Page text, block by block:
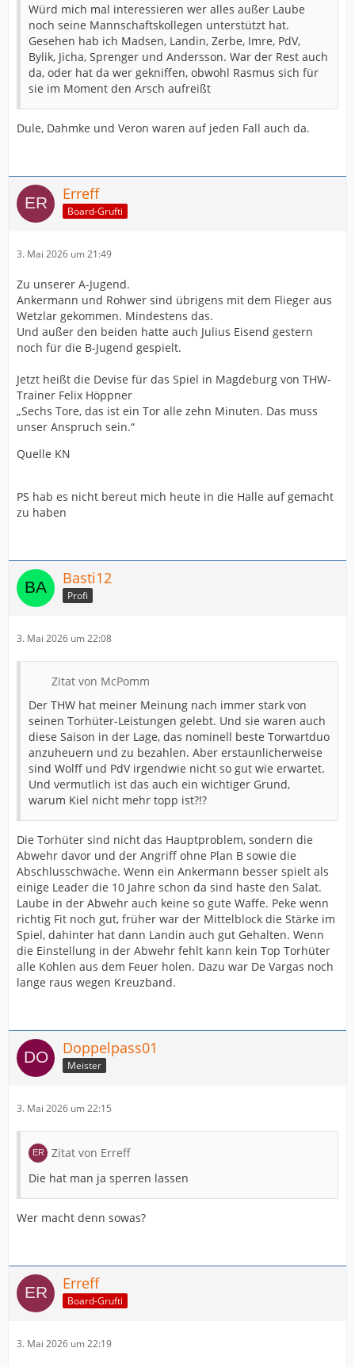
Würd mich mal interessieren wer alles außer Laube
noch seine Mannschaftskollegen unterstützt hat.
Gesehen hab ich Madsen, Landin, Zerbe, Imre, PdV,
Bylik, Jicha, Sprenger und Andersson. War der Rest auch
da, oder hat da wer gekniffen, obwohl Rasmus sich für
sie im Moment den Arsch aufreißt
Dule, Dahmke und Veron waren auf jeden Fall auch da.
Erreff
Board-Grufti
3. Mai 2026 um 21:49
Zu unserer A-Jugend.
Ankermann und Rohwer sind übrigens mit dem Flieger aus
Wetzlar gekommen. Mindestens das.
Und außer den beiden hatte auch Julius Eisend gestern
noch für die B-Jugend gespielt.
Jetzt heißt die Devise für das Spiel in Magdeburg von THW-
Trainer Felix Höppner
„Sechs Tore, das ist ein Tor alle zehn Minuten. Das muss
unser Anspruch sein.“
Quelle KN
PS hab es nicht bereut mich heute in die Halle auf gemacht
zu haben
Basti12
Profi
3. Mai 2026 um 22:08
Zitat von McPomm
Der THW hat meiner Meinung nach immer stark von
seinen Torhüter-Leistungen gelebt. Und sie waren auch
diese Saison in der Lage, das nominell beste Torwartduo
anzuheuern und zu bezahlen. Aber erstaunlicherweise
sind Wolff und PdV irgendwie nicht so gut wie erwartet.
Und vermutlich ist das auch ein wichtiger Grund,
warum Kiel nicht mehr topp ist?!?
Die Torhüter sind nicht das Hauptproblem, sondern die
Abwehr davor und der Angriff ohne Plan B sowie die
Abschlusschwäche. Wenn ein Ankermann besser spielt als
einige Leader die 10 Jahre schon da sind haste den Salat.
Laube in der Abwehr auch keine so gute Waffe. Peke wenn
richtig Fit noch gut, früher war der Mittelblock die Stärke im
Spiel, dahinter hat dann Landin auch gut Gehalten. Wenn
die Einstellung in der Abwehr fehlt kann kein Top Torhüter
alle Kohlen aus dem Feuer holen. Dazu war De Vargas noch
lange raus wegen Kreuzband.
Doppelpass01
Meister
3. Mai 2026 um 22:15
Zitat von Erreff
Die hat man ja sperren lassen
Wer macht denn sowas?
Erreff
Board-Grufti
3. Mai 2026 um 22:19